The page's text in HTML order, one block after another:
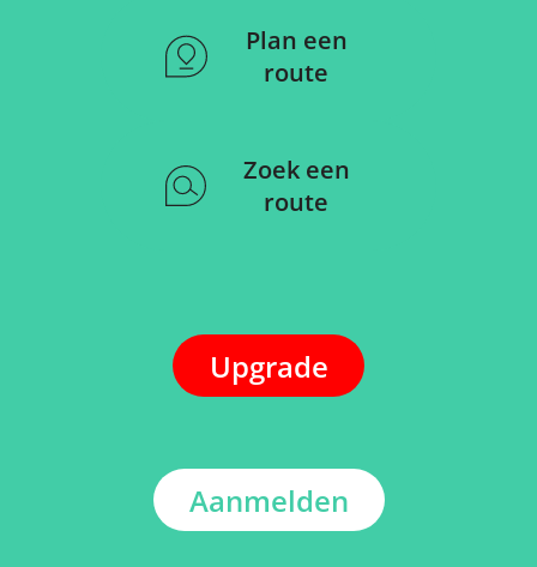
Plan een
route
Zoek een
route
Upgrade
Aanmelden